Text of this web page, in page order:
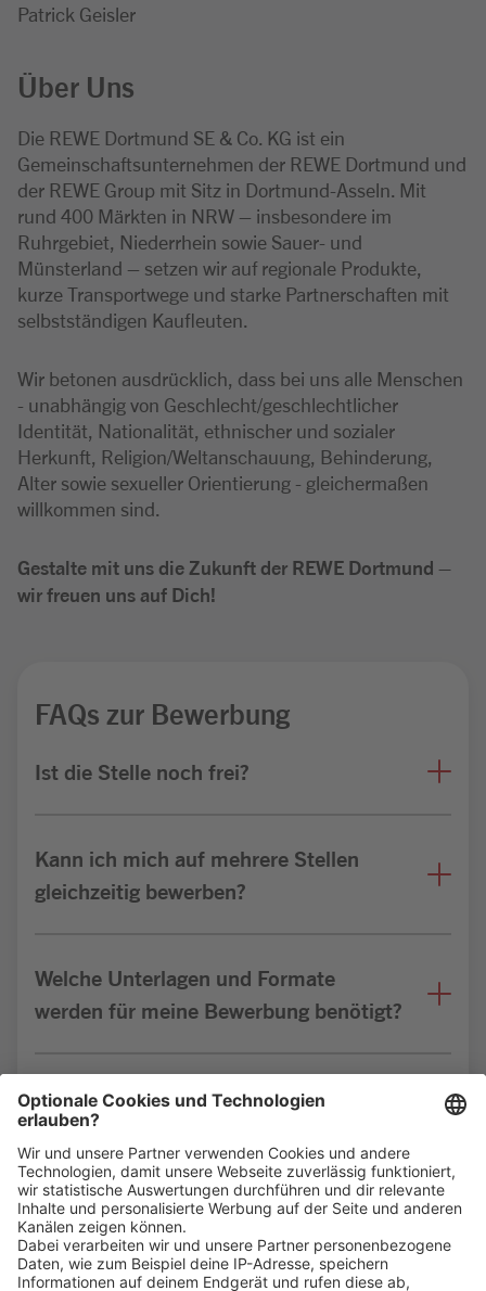
Patrick Geisler
Über Uns
Die REWE Dortmund SE & Co. KG ist ein
Gemeinschaftsunternehmen der REWE Dortmund und
der REWE Group mit Sitz in Dortmund-Asseln. Mit
rund 400 Märkten in NRW – insbesondere im
Ruhrgebiet, Niederrhein sowie Sauer- und
Münsterland – setzen wir auf regionale Produkte,
kurze Transportwege und starke Partnerschaften mit
selbstständigen Kaufleuten.
Wir betonen ausdrücklich, dass bei uns alle Menschen
- unabhängig von Geschlecht/geschlechtlicher
Identität, Nationalität, ethnischer und sozialer
Herkunft, Religion/Weltanschauung, Behinderung,
Alter sowie sexueller Orientierung - gleichermaßen
willkommen sind.
Gestalte mit uns die Zukunft der REWE Dortmund –
wir freuen uns auf Dich!
FAQs zur Bewerbung
Ist die Stelle noch frei?
Kann ich mich auf mehrere Stellen
gleichzeitig bewerben?
Welche Unterlagen und Formate
werden für meine Bewerbung benötigt?
Bin ich für die Stelle geeignet?